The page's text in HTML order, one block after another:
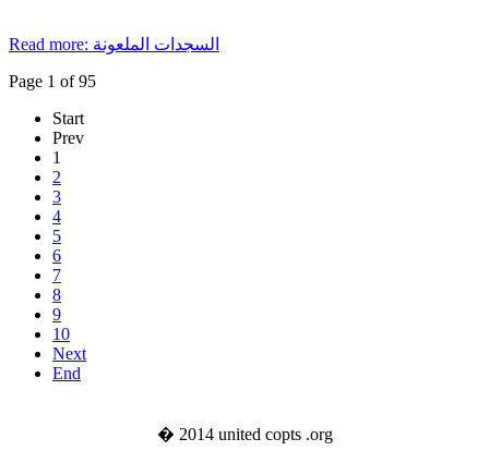
Read more: السجدات الملعونة
Page 1 of 95
Start
Prev
1
2
3
4
5
6
7
8
9
10
Next
End
� 2014 united copts .org